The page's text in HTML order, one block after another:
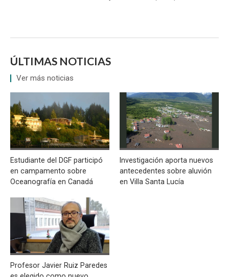
ÚLTIMAS NOTICIAS
Ver más noticias
Estudiante del DGF participó
en campamento sobre
Oceanografía en Canadá
Investigación aporta nuevos
antecedentes sobre aluvión
en Villa Santa Lucía
Profesor Javier Ruiz Paredes